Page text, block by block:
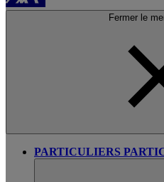
Fermer le
PARTICULIERS